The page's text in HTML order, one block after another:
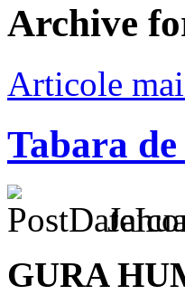
Archive
Articole
Tabara
GURA